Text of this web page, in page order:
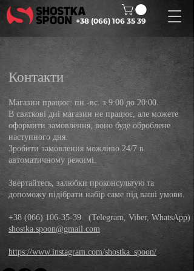
+38 (066) 106 35 39
Контакти
Магазин працює: пн.-вс. з 9:00 до 20:00.
В святкові дні магазин не працює, але можете
оформити замовлення, воно буде оброблене
наступного дня.
Зробити замовлення можливо 24/7 в
автоматичному режимі.
Звертайтесь, залюбки проконсультую та
допоможу підібрати набір саме під ваші умови.
+38 (066) 106-35-39 (Telegram, Viber, WhatsApp)
shostka.spoon@gmail.com
https://www.instagram.com/shostka_spoon/